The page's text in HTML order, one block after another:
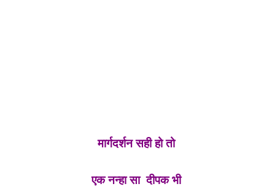
मार्गदर्शन सही हो तो
एक नन्हा सा दीपक भी